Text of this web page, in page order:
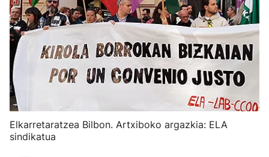
Elkarretaratzea Bilbon. Artxiboko argazkia: ELA
sindikatua